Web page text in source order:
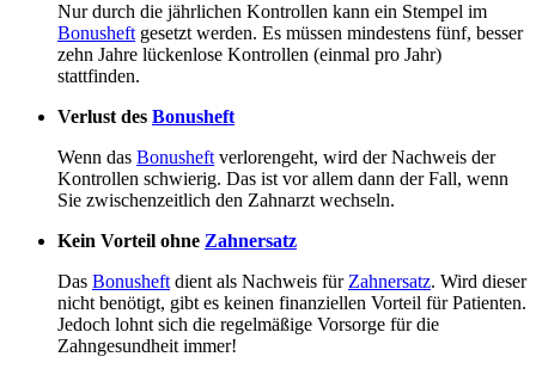
Nur durch die jährlichen Kontrollen kann ein Stempel im
Bonusheft gesetzt werden. Es müssen mindestens fünf, besser
zehn Jahre lückenlose Kontrollen (einmal pro Jahr)
stattfinden.
Verlust des Bonusheft
Wenn das Bonusheft verlorengeht, wird der Nachweis der
Kontrollen schwierig. Das ist vor allem dann der Fall, wenn
Sie zwischenzeitlich den Zahnarzt wechseln.
Kein Vorteil ohne Zahnersatz
Das Bonusheft dient als Nachweis für Zahnersatz. Wird dieser
nicht benötigt, gibt es keinen finanziellen Vorteil für Patienten.
Jedoch lohnt sich die regelmäßige Vorsorge für die
Zahngesundheit immer!